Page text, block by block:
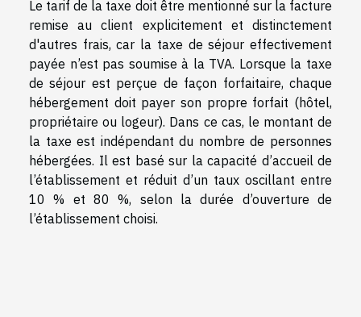
Le tarif de la taxe doit être mentionné sur la facture
remise au client explicitement et distinctement
d'autres frais, car la taxe de séjour effectivement
payée n’est pas soumise à la TVA. Lorsque la taxe
de séjour est perçue de façon forfaitaire, chaque
hébergement doit payer son propre forfait (hôtel,
propriétaire ou logeur). Dans ce cas, le montant de
la taxe est indépendant du nombre de personnes
hébergées. Il est basé sur la capacité d’accueil de
l’établissement et réduit d’un taux oscillant entre
10 % et 80 %, selon la durée d’ouverture de
l’établissement choisi.